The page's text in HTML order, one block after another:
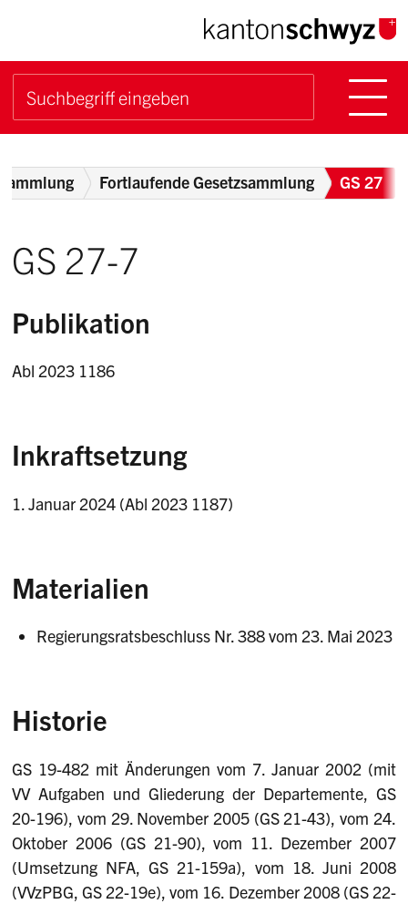
Navigieren im Kanton
Schnellnavigation
Suchbegriff
Breadcrumb
Fortlaufende Gesetzsammlung GS 27
GS 27-7
Publikation
Abl 2023 1186
Inkraftsetzung
1. Januar 2024 (Abl 2023 1187)
Materialien
Regierungsratsbeschluss Nr. 388 vom 23. Mai 2023
Historie
GS 19-482 mit Änderungen vom 7. Januar 2002 (mit
VV Aufgaben und Gliederung der Departemente, GS
20-196), vom 29. November 2005 (GS 21-43), vom 24.
Oktober 2006 (GS 21-90), vom 11. Dezember 2007
(Umsetzung NFA, GS 21-159a), vom 18. Juni 2008
(VVzPBG, GS 22-19e), vom 16. Dezember 2008 (GS 22-